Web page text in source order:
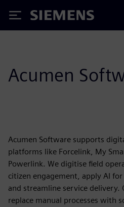
Siemens
Acumen
Acumen Software supports
platforms like Forcelink, My
Powerlink. We digitise field
citizen engagement, apply AI
and streamline service delivery.
replace manual processes with